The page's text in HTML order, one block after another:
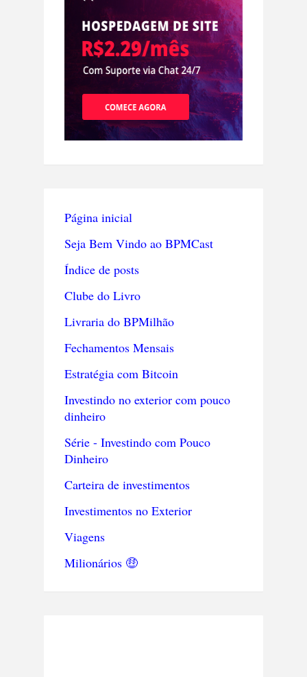
Página inicial
Seja Bem Vindo ao BPMCast
Índice de posts
Clube do Livro
Livraria do BPMilhão
Fechamentos Mensais
Estratégia com Bitcoin
Investindo no exterior com pouco
dinheiro
Série - Investindo com Pouco
Dinheiro
Carteira de investimentos
Investimentos no Exterior
Viagens
Milionários 🤑